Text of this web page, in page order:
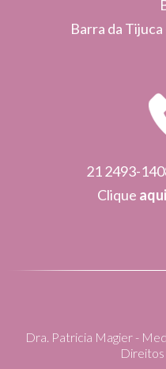
Barra da Tijuca
21 2493-
Clique aqui
Dra. Patricia Magier -
Direitos